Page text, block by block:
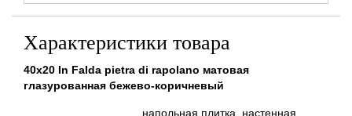
Характеристики товара
40x20 In Falda pietra di rapolano матовая
глазурованная бежево-коричневый
напольная плитка, настенная